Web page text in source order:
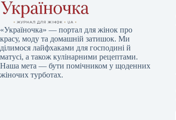
«Україночка» — портал для жінок про
красу, моду та домашній затишок. Ми
ділимося лайфхаками для господині й
матусі, а також кулінарними рецептами.
Наша мета — бути помічником у щоденних
жіночих турботах.